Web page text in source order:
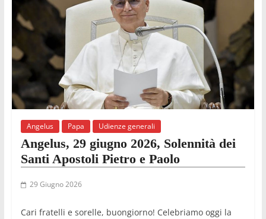
Angelus Papa Udienze generali
Angelus, 29 giugno 2026, Solennità dei
Santi Apostoli Pietro e Paolo
29 Giugno 2026
Cari fratelli e sorelle, buongiorno! Celebriamo oggi la